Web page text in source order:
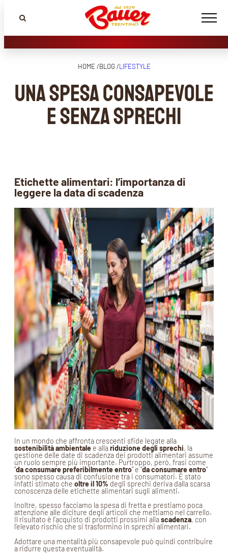
HOME /BLOG /LIFESTYLE
Una spesa consapevole
e senza sprechi
Etichette alimentari: l’importanza di
leggere la data di scadenza
In un mondo che affronta crescenti sfide legate alla
sostenibilità ambientale e allariduzione degli sprechi, la
gestione delle date di scadenza dei prodotti alimentari assume
un ruolo sempre più importante. Purtroppo, però, frasi come
“da consumare preferibilmente entro” e “daconsumare entro”
sono spesso causa di confusione tra i consumatori. È stato
infatti stimato che oltre il 10% degli sprechi deriva dalla scarsa
conoscenza delle etichette alimentari sugli alimenti.
Inoltre, spesso facciamo la spesa di fretta e prestiamo poca
attenzione alle diciture degli articoli che mettiamo nel carrello.
Il risultato è l’acquisto di prodotti prossimi allascadenza, con
l’elevato rischio che si trasformino in sprechi alimentari.
Adottare una mentalità più consapevole può quindi contribuire
a ridurre questa eventualità.